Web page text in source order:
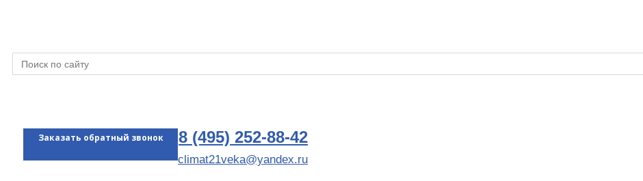
8 (495) 252-88-42
climat21veka@yandex.ru
Заказать обратный звонок